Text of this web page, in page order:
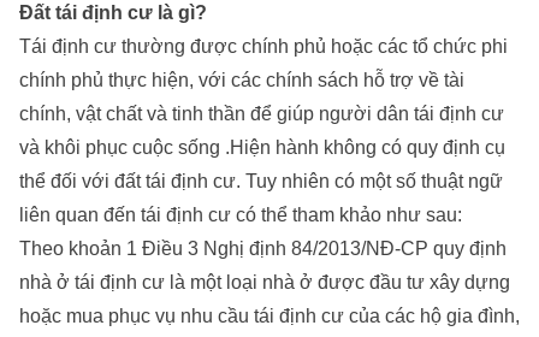
Đất tái định cư là gì?
Tái định cư thường được chính phủ hoặc các tổ chức phi
chính phủ thực hiện, với các chính sách hỗ trợ về tài
chính, vật chất và tinh thần để giúp người dân tái định cư
và khôi phục cuộc sống .Hiện hành không có quy định cụ
thể đối với đất tái định cư. Tuy nhiên có một số thuật ngữ
liên quan đến tái định cư có thể tham khảo như sau:
Theo khoản 1 Điều 3 Nghị định 84/2013/NĐ-CP quy định
nhà ở tái định cư là một loại nhà ở được đầu tư xây dựng
hoặc mua phục vụ nhu cầu tái định cư của các hộ gia đình,